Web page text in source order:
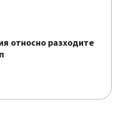
относно разходите